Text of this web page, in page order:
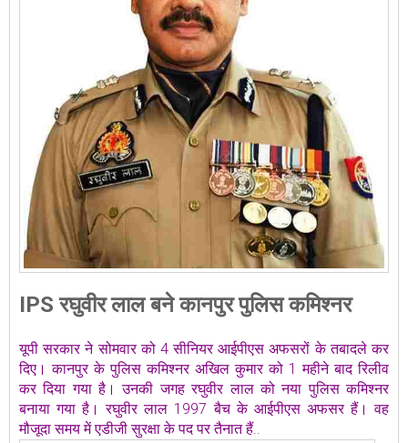
IPS रघुवीर लाल बने कानपुर पुलिस कमिश्नर
यूपी सरकार ने सोमवार को 4 सीनियर आईपीएस अफसरों के तबादले कर
दिए। कानपुर के पुलिस कमिश्नर अखिल कुमार को 1 महीने बाद रिलीव
कर दिया गया है। उनकी जगह रघुवीर लाल को नया पुलिस कमिश्नर
बनाया गया है। रघुवीर लाल 1997 बैच के आईपीएस अफसर हैं। वह
मौजूदा समय में एडीजी सुरक्षा के पद पर तैनात हैं..